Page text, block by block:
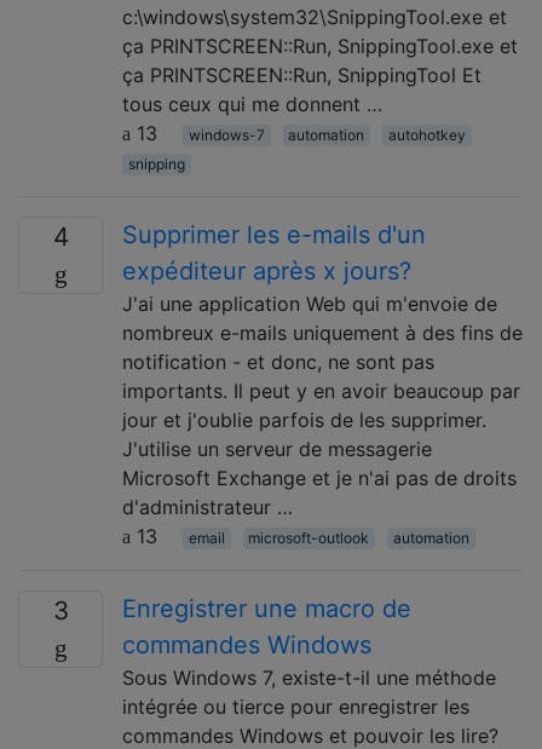
c:\windows\system32\SnippingTool.exe et
ça PRINTSCREEN::Run, SnippingTool.exe et
ça PRINTSCREEN::Run, SnippingTool Et
tous ceux qui me donnent …
13
windows-7 automation
autohotkey
snipping
4
Supprimer les e-mails d'un
expéditeur après x jours?
J'ai une application Web qui m'envoie de
nombreux e-mails uniquement à des fins de
notification - et donc, ne sont pas
importants. Il peut y en avoir beaucoup par
jour et j'oublie parfois de les supprimer.
J'utilise un serveur de messagerie
Microsoft Exchange et je n'ai pas de droits
d'administrateur …
13
email microsoft-outlook automation
3
Enregistrer une macro de
commandes Windows
Sous Windows 7, existe-t-il une méthode
intégrée ou tierce pour enregistrer les
commandes Windows et pouvoir les lire?